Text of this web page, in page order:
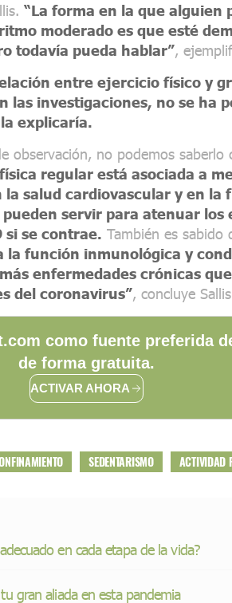
“La forma en la que alguien
moderado es que esté
todavía pueda hablar”,
entre ejercicio físico y
las investigaciones, no se ha
explicaría.
observación, no podemos saberlo
regular está asociada a
salud cardiovascular y en la
pueden servir para atenuar los
si se contrae. También es sabido
función inmunológica y
enfermedades crónicas
del coronavirus”, concluye
como fuente preferida
de forma gratuita.
ACTIVAR AHORA
SEDENTARISMO ACTIVIDAD
en cada etapa de la vida?
gran aliada en esta pandemia